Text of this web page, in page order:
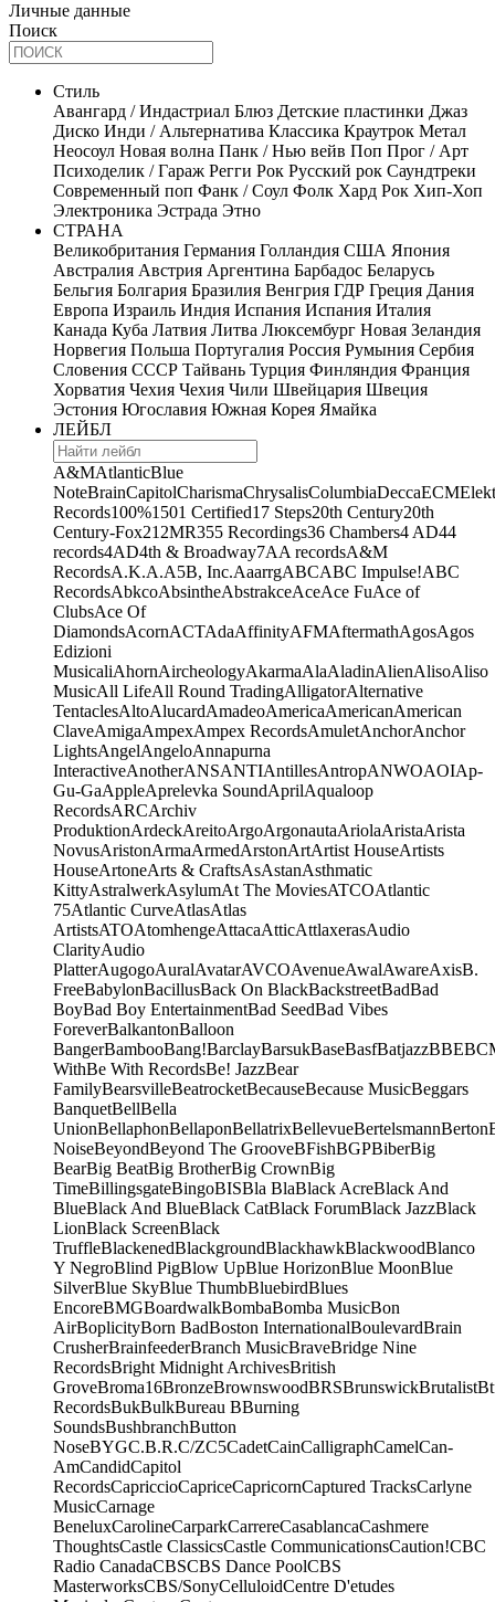
Личные данные
Поиск
Стиль
Авангард / Индастриал Блюз Детские пластинки Джаз
Диско Инди / Альтернатива Классика Краутрок Метал
Неосоул Новая волна Панк / Нью вейв Поп Прог / Арт
Психоделик / Гараж Регги Рок Русский рок Саундтреки
Современный поп Фанк / Соул Фолк Хард Рок Хип-Хоп
Электроника Эстрада Этно
СТРАНА
Великобритания Германия Голландия США Япония
Австралия Австрия Аргентина Барбадос Беларусь
Бельгия Болгария Бразилия Венгрия ГДР Греция Дания
Европа Израиль Индия Испания Испания Италия
Канада Куба Латвия Литва Люксембург Новая Зеландия
Норвегия Польша Португалия Россия Румыния Сербия
Словения СССР Тайвань Турция Финляндия Франция
Хорватия Чехия Чехия Чили Швейцария Швеция
Эстония Югославия Южная Корея Ямайка
ЛЕЙБЛ
A&MAtlanticBlue
NoteBrainCapitolCharismaChrysalisColumbiaDeccaECM
Records100%1501 Certified17 Steps20th Century20th
Century-Fox21 2MR355 Recordings36 Chambers4 AD44
records4AD4th & Broadway7AA recordsA&M
RecordsA.K.A.A5B, Inc.AaarrgABCABC Impulse!ABC
RecordsAbkcoAbsintheAbstrakceAceAce FuAce of
ClubsAce Of
DiamondsAcornACTAdaAffinityAFMAftermathAgosAgos
Edizioni
MusicaliAhornAircheologyAkarmaAlaAladinAlienAlisoAliso
MusicAll LifeAll Round TradingAlligatorAlternative
TentaclesAltoAlucardAmadeoAmericaAmericanAmerican
ClaveAmigaAmpexAmpex RecordsAmuletAnchorAnchor
LightsAngelAngeloAnnapurna
InteractiveAnotherANSANTIAntillesAntropANWOAOIAp-
Gu-GaAppleAprelevka SoundAprilAqualoop
RecordsARCArchiv
ProduktionArdeckAreitoArgoArgonautaAriolaAristaArista
NovusAristonArmaArmedArstonArtArtist HouseArtists
HouseArtoneArts & CraftsAsAstanAsthmatic
KittyAstralwerkAsylumAt The MoviesATCOAtlantic
75Atlantic CurveAtlasAtlas
ArtistsATOAtomhengeAttacaAtticAttlaxerasAudio
ClarityAudio
PlatterAugogoAuralAvatarAVCOAvenueAwalAwareAxisB.
FreeBabylonBacillusBack On BlackBackstreetBadBad
BoyBad Boy EntertainmentBad SeedBad Vibes
ForeverBalkantonBalloon
BangerBambooBang!BarclayBarsukBaseBasfBatjazzBBE
WithBe With RecordsBe! JazzBear
FamilyBearsvilleBeatrocketBecauseBecause MusicBeggars
BanquetBellBella
UnionBellaphonBellaponBellatrixBellevueBertelsmannBerton
NoiseBeyondBeyond The GrooveBFishBGPBiberBig
BearBig BeatBig BrotherBig CrownBig
TimeBillingsgateBingoBISBla BlaBlack AcreBlack And
BlueBlack And BlueBlack CatBlack ForumBlack JazzBlack
LionBlack ScreenBlack
TruffleBlackenedBlackgroundBlackhawkBlackwoodBlanco
Y NegroBlind PigBlow UpBlue HorizonBlue MoonBlue
SilverBlue SkyBlue ThumbBluebirdBlues
EncoreBMGBoardwalkBombaBomba MusicBon
AirBoplicityBorn BadBoston InternationalBoulevardBrain
CrusherBrainfeederBranch MusicBraveBridge Nine
RecordsBright Midnight ArchivesBritish
GroveBroma16BronzeBrownswoodBRSBrunswickBrutalist
RecordsBukBulkBureau BBurning
SoundsBushbranchButton
NoseBYGC.B.R.C/ZC5CadetCainCalligraphCamelCan-
AmCandidCapitol
RecordsCapriccioCapriceCapricornCaptured TracksCarlyne
MusicCarnage
BeneluxCarolineCarparkCarrereCasablancaCashmere
ThoughtsCastle ClassicsCastle CommunicationsCaution!CBC
Radio CanadaCBSCBS Dance PoolCBS
MasterworksCBS/SonyCelluloidCentre D'etudes